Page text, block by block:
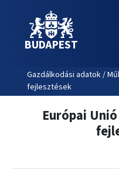
BUDAPEST
Gazdálkodási adatok /
fejlesztések
Európai